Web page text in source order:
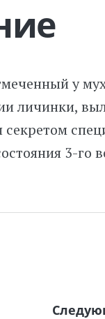
у
личинки,
3-го